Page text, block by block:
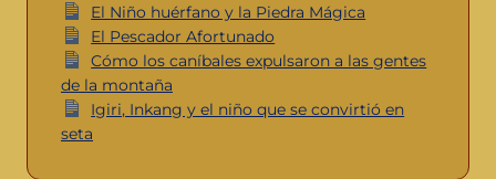
El Niño huérfano y la Piedra Mágica
El Pescador Afortunado
Cómo los caníbales expulsaron a las gentes
de la montaña
Igiri, Inkang y el niño que se convirtió en
seta